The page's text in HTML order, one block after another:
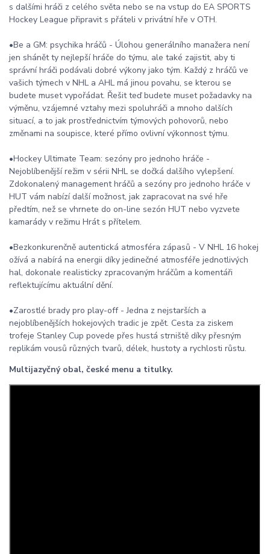
s dalšími hráči z celého světa nebo se na vstup do EA SPORTS
Hockey League připravit s přáteli v privátní hře v OTH.
•Be a GM: psychika hráčů - Úlohou generálního manažera není
jen shánět ty nejlepší hráče do týmu, ale také zajistit, aby ti
správní hráči podávali dobré výkony jako tým. Každý z hráčů ve
vašich týmech v NHL a AHL má jinou povahu, se kterou se
budete muset vypořádat. Řešit teď budete muset požadavky na
výměnu, vzájemné vztahy mezi spoluhráči a mnoho dalších
situací, a to jak prostřednictvím týmových pohovorů, nebo
změnami na soupisce, které přímo ovlivní výkonnost týmu.
•Hockey Ultimate Team: sezóny pro jednoho hráče -
Nejoblíbenější režim v sérii NHL se dočká dalšího vylepšení.
Zdokonalený management hráčů a sezóny pro jednoho hráče v
HUT vám nabízí další možnost, jak zapracovat na své hře
předtím, než se vhrnete do on-line sezón HUT nebo vyzvete
kamarády v režimu Hrát s přítelem.
•Bezkonkurenčně autentická atmosféra zápasů - V NHL 16 hokej
ožívá a nabírá na energii díky jedinečné atmosféře jednotlivých
hal, dokonale realisticky zpracovaným hráčům a komentáři
reflektujícímu aktuální dění.
•Zarostlé brady pro play-off - Jedna z nejstarších a
nejoblíbenějších hokejových tradic je zpět. Cesta za ziskem
trofeje Stanley Cup povede přes hustá strniště díky přesným
replikám vousů různých tvarů, délek, hustoty a rychlosti růstu.
Multijazyčný obal, české menu a titulky.